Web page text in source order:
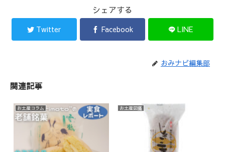
シェアする
Twitter Facebook LINE
おみナビ編集部
関連記事
お土産コラム お土産図鑑